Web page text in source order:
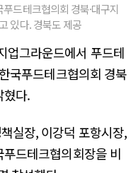
드테크협의회 경북·대구지
있다. 경북도 제공
업그라운드에서 푸드테
국푸드테크협의회 경북
혔다.
실장, 이강덕 포항시장,
드테크협의회장을 비